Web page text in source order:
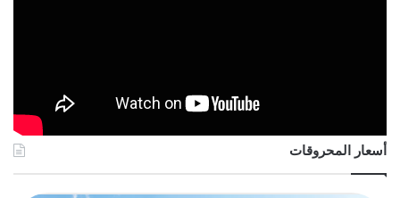
أسعار المحروقات